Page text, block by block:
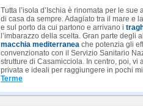
Tutta l’isola d’Ischia è rinomata per le
di casa da sempre. Adagiato tra il mare e
e sul porto da cui partono e arrivano i
l’imbarazzo della scelta. Gran parte degli
macchia mediterranea che potenzia gli
convenzionato con il Servizio Sanitario
strutture di Casamicciola. In centro, poi,
privata e ideali per raggiungere in pochi
Terme